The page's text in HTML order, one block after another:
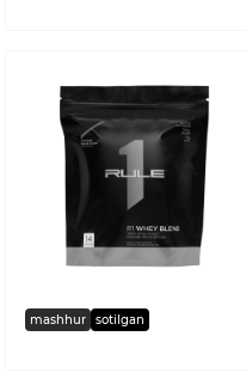
mashhur sotilgan